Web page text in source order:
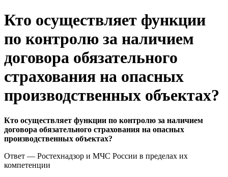
Кто осуществляет функции
по контролю за наличием
договора обязательного
страхования на опасных
производственных объектах?
Кто осуществляет функции по контролю за наличием
договора обязательного страхования на опасных
производственных объектах?
Ответ — Ростехнадзор и МЧС России в пределах их
компетенции